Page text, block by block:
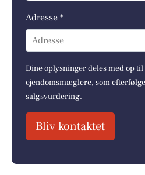
Adresse *
Adresse
Dine oplysninger deles med op
ejendomsmæglere, som
salgsvurdering.
Bliv kontaktet